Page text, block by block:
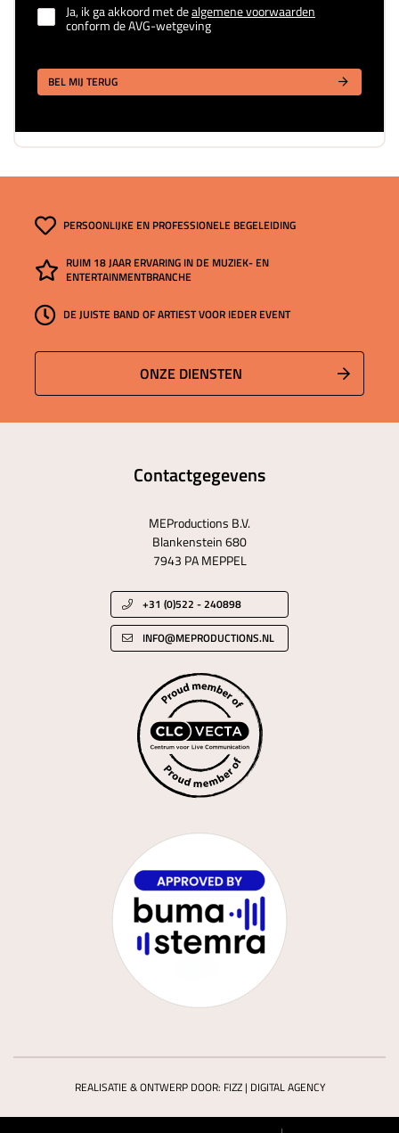
Ja, ik ga akkoord met dealgemene voorwaarden
conform de AVG-wetgeving
BEL MIJ TERUG
PERSOONLIJKE EN PROFESSIONELE BEGELEIDING
RUIM 18 JAAR ERVARING IN DE MUZIEK- EN
ENTERTAINMENTBRANCHE
DE JUISTE BAND OF ARTIEST VOOR IEDER EVENT
ONZE DIENSTEN
Contactgegevens
MEProductions B.V.
Blankenstein 680
7943 PA MEPPEL
+31 (0)522 - 240898
INFO@MEPRODUCTIONS.NL
REALISATIE & ONTWERP DOOR: FIZZ | DIGITAL AGENCY